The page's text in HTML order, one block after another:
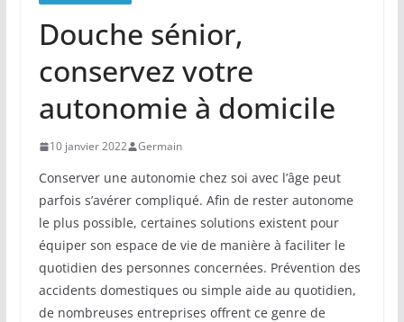
Douche sénior,
conservez votre
autonomie à domicile
10 janvier 2022 Germain
Conserver une autonomie chez soi avec l’âge peut
parfois s’avérer compliqué. Afin de rester autonome
le plus possible, certaines solutions existent pour
équiper son espace de vie de manière à faciliter le
quotidien des personnes concernées. Prévention des
accidents domestiques ou simple aide au quotidien,
de nombreuses entreprises offrent ce genre de